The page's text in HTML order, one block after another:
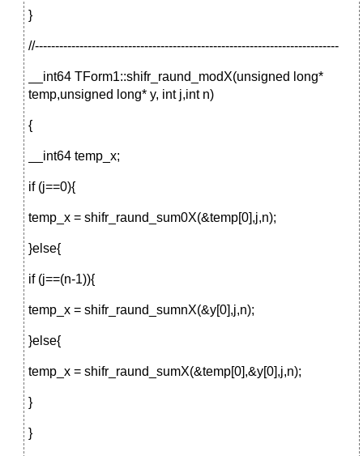
}
//---------------------------------------------------------------------------
__int64 TForm1::shifr_raund_modX(unsigned long*
temp,unsigned long* y, int j,int n)
{
__int64 temp_x;
if (j==0){
temp_x = shifr_raund_sum0X(&temp[0],j,n);
}else{
if (j==(n-1)){
temp_x = shifr_raund_sumnX(&y[0],j,n);
}else{
temp_x = shifr_raund_sumX(&temp[0],&y[0],j,n);
}
}